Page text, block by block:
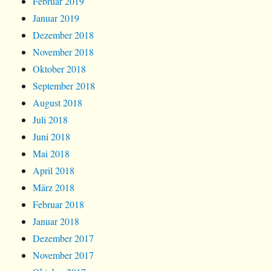
Januar 2019
Dezember 2018
November 2018
Oktober 2018
September 2018
August 2018
Juli 2018
Juni 2018
Mai 2018
April 2018
März 2018
Februar 2018
Januar 2018
Dezember 2017
November 2017